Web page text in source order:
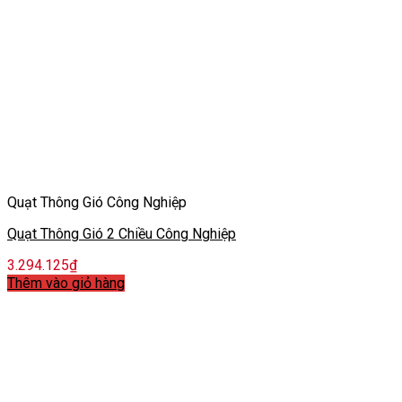
Quạt Thông Gió Công Nghiệp
Quạt Thông Gió 2 Chiều Công Nghiệp
3.294.125₫
Thêm vào giỏ hàng